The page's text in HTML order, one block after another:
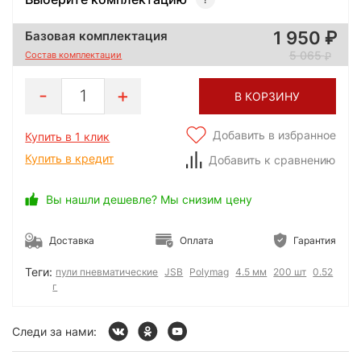
Базовая комплектация
Состав комплектации
1 950
5 065
1 В КОРЗИНУ
Купить в 1 клик
Купить в кредит
Добавить в избранное
Добавить к сравнению
Вы нашли дешевле? Мы снизим цену
Доставка Оплата Гарантия
Теги: пули пневматические JSB Polymag 4.5 мм 200 шт 0.52
г
Следи за нами: